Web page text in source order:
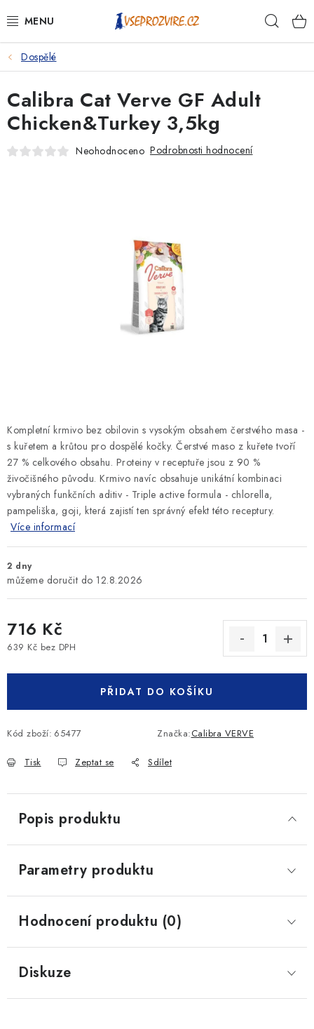
na
PSI
KOČKY
KONĚ
KRÁLÍCI/HLODAVCI/PTÁCI
Dospělé
Kompletní krmivo bez obilovin s vysokým obsahem čerstvého masa -
s kuřetem a krůtou pro dospělé kočky. Čerstvé maso z kuřete tvoří
27 % celkového obsahu. Proteiny v receptuře jsou z 90 %
živočišného původu. Krmivo navíc obsahuje unikátní kombinaci
vybraných funkčních aditiv - Triple active formula - chlorella,
pampeliška, goji, která zajistí ten správný efekt této receptury.
Více informací
2 dny
12.8.2026
716 Kč
639 Kč bez DPH
PŘIDAT DO KOŠÍKU
Kód zboží: 65477 Značka:Calibra VERVE
Tisk Zeptat se Sdílet
Calibra Cat Verve GF Adult
Chicken&Turkey 3,5kg
Neohodnoceno Podrobnosti hodnocení
Popis produktu
Parametry produktu
Hodnocení produktu (0)
Diskuze